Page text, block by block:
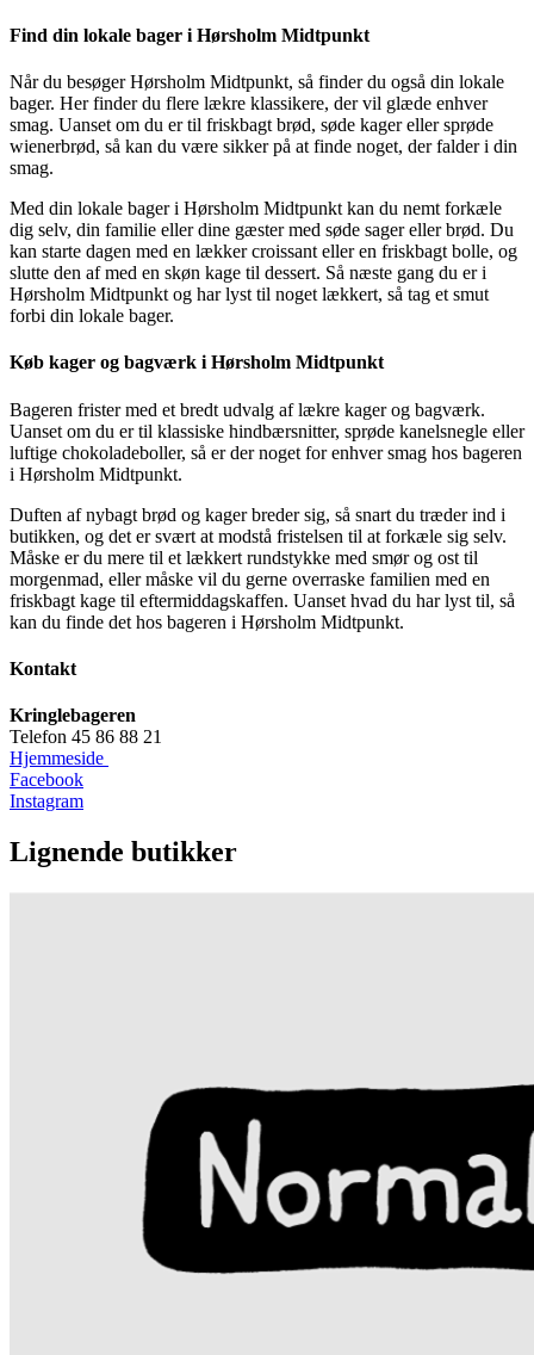
Find din lokale bager i Hørsholm Midtpunkt
Når du besøger Hørsholm Midtpunkt, så finder du også din lokale
bager. Her finder du flere lækre klassikere, der vil glæde enhver
smag. Uanset om du er til friskbagt brød, søde kager eller sprøde
wienerbrød, så kan du være sikker på at finde noget, der falder i din
smag.
Med din lokale bager i Hørsholm Midtpunkt kan du nemt forkæle
dig selv, din familie eller dine gæster med søde sager eller brød. Du
kan starte dagen med en lækker croissant eller en friskbagt bolle, og
slutte den af med en skøn kage til dessert. Så næste gang du er i
Hørsholm Midtpunkt og har lyst til noget lækkert, så tag et smut
forbi din lokale bager.
Køb kager og bagværk i Hørsholm Midtpunkt
Bageren frister med et bredt udvalg af lækre kager og bagværk.
Uanset om du er til klassiske hindbærsnitter, sprøde kanelsnegle eller
luftige chokoladeboller, så er der noget for enhver smag hos bageren
i Hørsholm Midtpunkt.
Duften af nybagt brød og kager breder sig, så snart du træder ind i
butikken, og det er svært at modstå fristelsen til at forkæle sig selv.
Måske er du mere til et lækkert rundstykke med smør og ost til
morgenmad, eller måske vil du gerne overraske familien med en
friskbagt kage til eftermiddagskaffen. Uanset hvad du har lyst til, så
kan du finde det hos bageren i Hørsholm Midtpunkt.
Kontakt
Kringlebageren
Telefon 45 86 88 21
Hjemmeside
Facebook
Instagram
Lignende butikker